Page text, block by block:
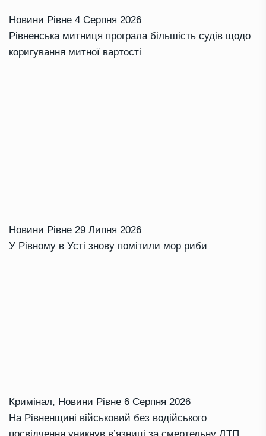
Новини Рівне 4 Серпня 2026
Рівненська митниця програла більшість судів щодо
коригування митної вартості
Новини Рівне 29 Липня 2026
У Рівному в Усті знову помітили мор риби
Кримінал, Новини Рівне 6 Серпня 2026
На Рівненщині військовий без водійського